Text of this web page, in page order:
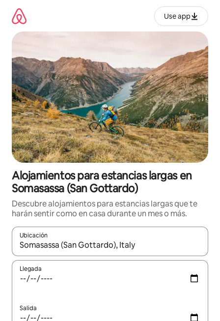
contenido
Use app
Alojamientos para estancias largas en
Somasassa (San Gottardo)
Descubre alojamientos para estancias largas que te
harán sentir como en casa durante un mes o más.
Ubicación
Cuando los resultados estén disponibles, podrás navegar
Llegada
Salida